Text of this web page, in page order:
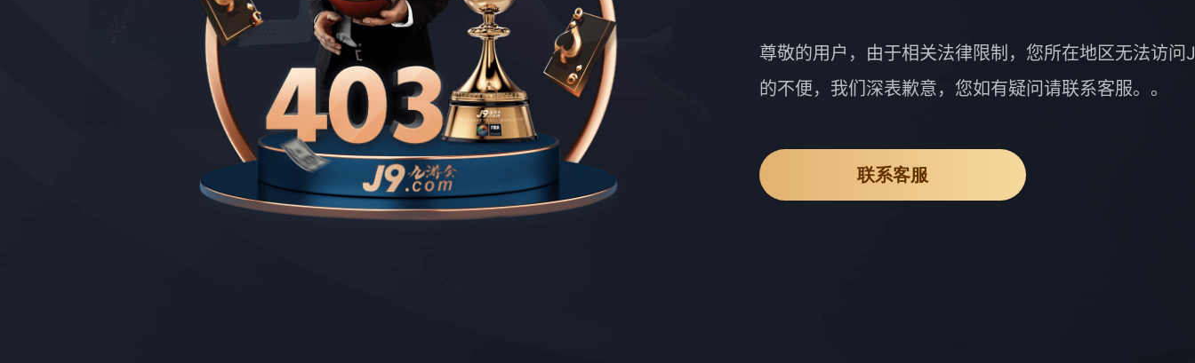
尊敬的用户，由于相关法律限制，您所在地区无法访问
的不便，我们深表歉意，您如有疑问请联系客服。。
联系客服